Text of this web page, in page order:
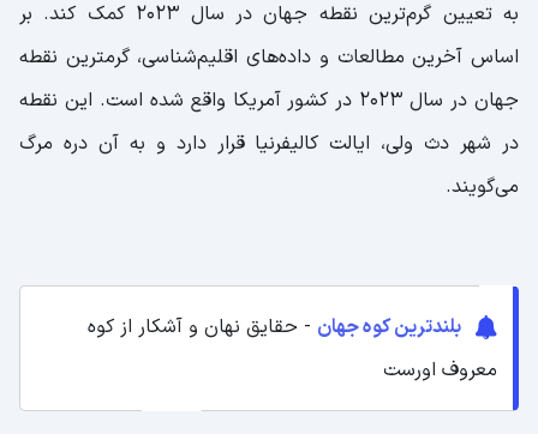
به تعیین گرم‌ترین نقطه جهان در سال ۲۰۲۳ کمک کند. بر
اساس آخرین مطالعات و داده‌های اقلیم‌شناسی، گرمترین نقطه
جهان در سال ۲۰۲۳ در کشور آمریکا واقع شده است. این نقطه
در شهر دث ولی، ایالت کالیفرنیا قرار دارد و به آن دره مرگ
می‌گویند.
بلندترین کوه جهان - حقایق نهان و آشکار از کوه
معروف اورست